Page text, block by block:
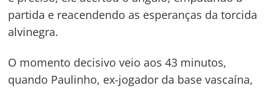
partida e reacendendo as esperanças da torcida
alvinegra.
O momento decisivo veio aos 43 minutos,
quando Paulinho, ex-jogador da base vascaína,